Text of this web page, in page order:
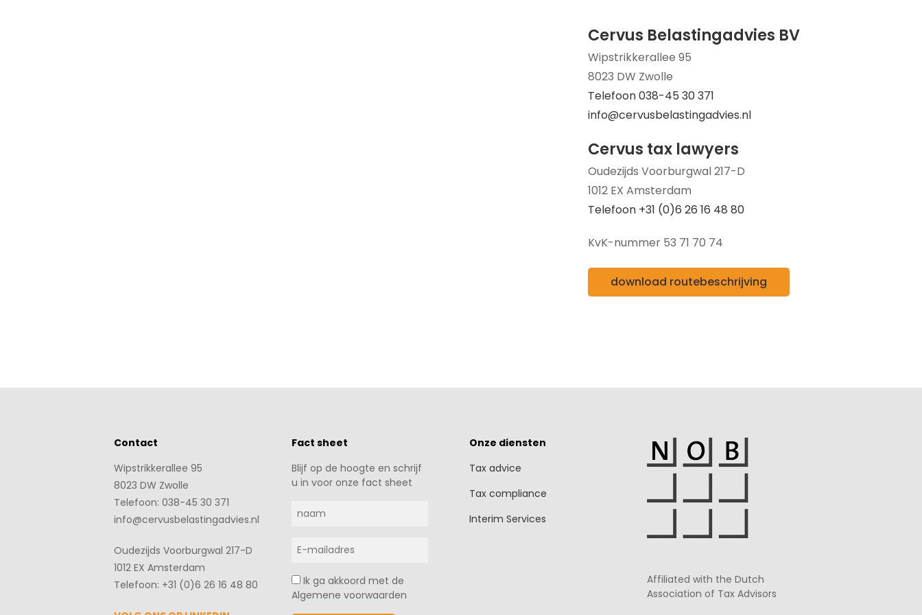
Cervus Belastingadvies BV
Wipstrikkerallee 95
8023 DW Zwolle
Telefoon 038-45 30 371
info@cervusbelastingadvies.nl
Cervus tax lawyers
Oudezijds Voorburgwal 217-D
1012 EX Amsterdam
Telefoon +31 (0)6 26 16 48 80
KvK-nummer 53 71 70 74
download routebeschrijving
Contact
Wipstrikkerallee 95
8023 DW Zwolle
Telefoon: 038-45 30 371
info@cervusbelastingadvies.nl
Oudezijds Voorburgwal 217-D
1012 EX Amsterdam
Telefoon: +31 (0)6 26 16 48 80
Fact sheet
Blijf op de hoogte en schrijf
u in voor onze fact sheet
Ik ga akkoord met de
Algemene voorwaarden
Onze diensten
Tax advice
Tax compliance
Interim Services
Affiliated with the Dutch
Association of Tax Advisors